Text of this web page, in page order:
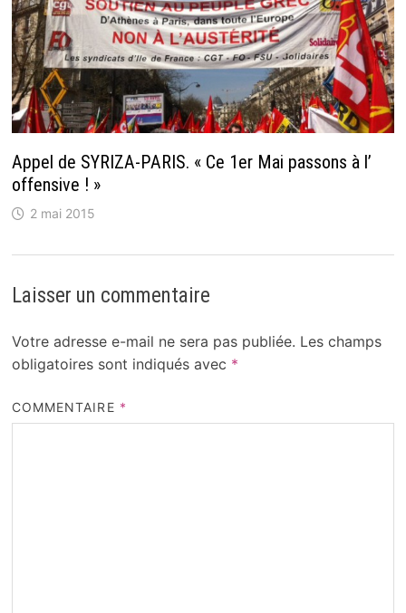
Appel de SYRIZA-PARIS. « Ce 1er Mai passons à l’
offensive ! »
2 mai 2015
Laisser un commentaire
Votre adresse e-mail ne sera pas publiée. Les champs
obligatoires sont indiqués avec *
COMMENTAIRE *